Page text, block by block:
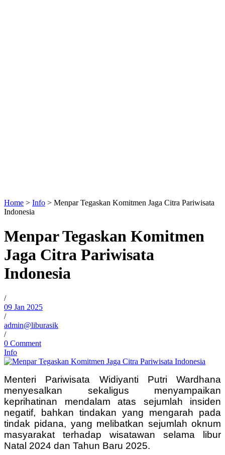
Home > Info > Menpar Tegaskan Komitmen Jaga Citra Pariwisata
Indonesia
Menpar Tegaskan Komitmen
Jaga Citra Pariwisata
Indonesia
/
09 Jan 2025
/
admin@liburasik
/
0 Comment
Info
Menteri Pariwisata Widiyanti Putri Wardhana
menyesalkan sekaligus menyampaikan
keprihatinan mendalam atas sejumlah insiden
negatif, bahkan tindakan yang mengarah pada
tindak pidana, yang melibatkan sejumlah oknum
masyarakat terhadap wisatawan selama libur
Natal 2024 dan Tahun Baru 2025.